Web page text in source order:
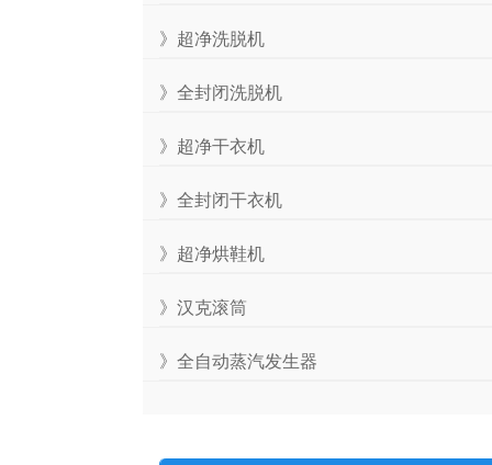
》超净洗脱机
》全封闭洗脱机
》超净干衣机
》全封闭干衣机
》超净烘鞋机
》汉克滚筒
》全自动蒸汽发生器